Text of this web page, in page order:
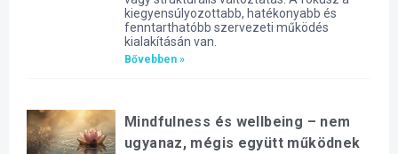
kiegyensúlyozottabb, hatékonyabb és
fenntarthatóbb szervezeti működés
kialakításán van.
Bővebben »
Mindfulness és wellbeing – nem
ugyanaz, mégis együtt működnek